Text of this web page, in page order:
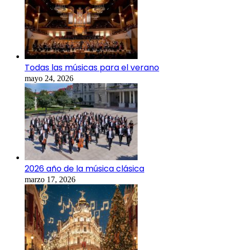
Todas las músicas para el verano
mayo 24, 2026
2026 año de la música clásica
marzo 17, 2026